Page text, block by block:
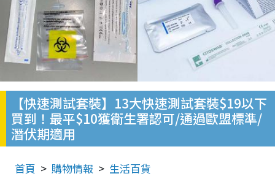
【快速測試套裝】13大快速測試套裝$19以下
買到！最平$10獲衛生署認可/通過歐盟標準/
潛伏期適用
首頁 購物情報 生活百貨